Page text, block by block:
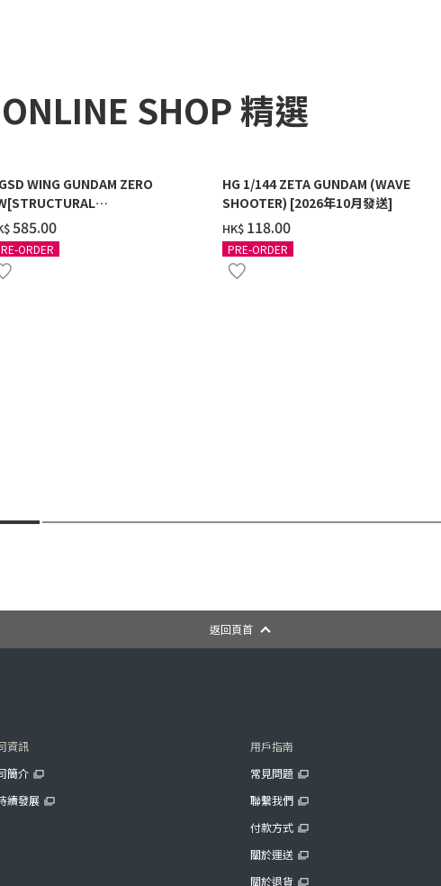
SHOP 精選
WING GUNDAM ZERO
BLACK] [2026年12月發送]
‌585.00
ORDER
HG 1/144 ZETA GUNDAM (WAVE
SHOOTER) [2026年10月發送]
HK$ ‌118.00
PRE-ORDER
返回頁首
資訊
簡介
續發展
用戶指南
常見問題
聯繫我們
付款方式
關於運送
關於退貨